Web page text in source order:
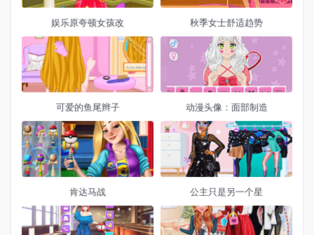
娱乐原夸顿女孩改 秋季女士舒适趋势
可爱的鱼尾辫子 动漫头像：面部制造
肯达马战 公主只是另一个星